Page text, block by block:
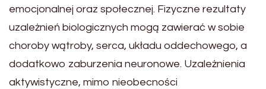
emocjonalnej oraz społecznej. Fizyczne rezultaty
uzależnień biologicznych mogą zawierać w sobie
choroby wątroby, serca, układu oddechowego, a
dodatkowo zaburzenia neuronowe. Uzależnienia
aktywistyczne, mimo nieobecności